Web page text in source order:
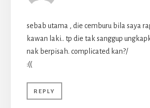
sebab utama , die cemburu bila saya
kawan laki.. tp die tak sanggup
nak berpisah. complicated kan?/
:((
REPLY